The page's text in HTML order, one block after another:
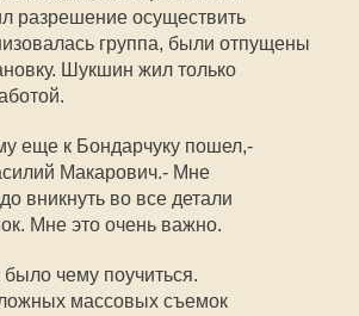
разрешение осуществить
группа, были отпущены
Шукшин жил только
еще к Бондарчуку пошел,-
Макарович.- Мне
вникнуть во все детали
Мне это очень важно.
чему поучиться.
массовых съемок